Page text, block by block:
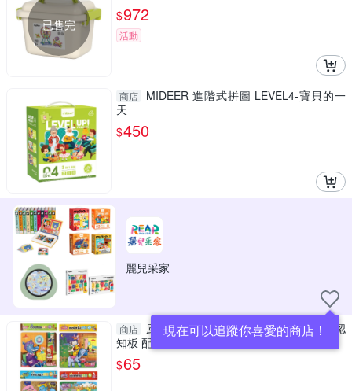
已售完
$972
活動
商店
MIDEER 進階式拼圖 LEVEL4-寶貝的一
天
$450
麗兒采家
現在可以追蹤你喜愛的商店！
商店
風車圖書 拼圖 幼幼經典童話拼圖 早教 認
知板 配對拼版 1473
$65